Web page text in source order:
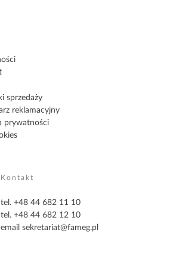
sprzedaży
reklamacyjny
prywatności
Kontakt
tel. +48 44 682 11 10
tel. +48 44 682 12 10
email sekretariat@fameg.pl